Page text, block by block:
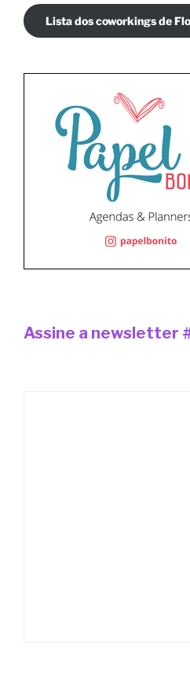
Lista dos coworkings de
Assine a newsletter